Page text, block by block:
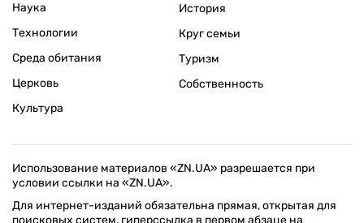
Наука
Технологии
Среда обитания
Церковь
Культура
История
Круг семьи
Туризм
Собственность
Использование материалов «ZN.UA» разрешается при
условии ссылки на «ZN.UA».
Для интернет-изданий обязательна прямая, открытая для